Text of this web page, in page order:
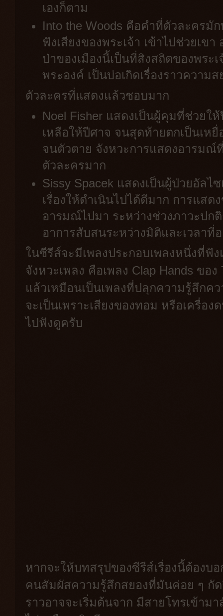
เองก็ตาม
Into the Woods คือคำที่ตัวละครมั
ฟังเสียงของพระเจ้า เข้าไปช่วยเข
ป่าของเมืองนี้เป็นที่สิงสถิตของพระ
พระองค์ เป็นบ่อเกิดเรื่องราวความ
ตัวละครที่แสดงแล้วชอบมาก
Noel Fisher แสดงเป็นผู้คุมที่ช่วยใ
เหลือให้ปีศาจ จนสุดท้ายตกเป็นเห
จนตัวตาย จังหวะการแสดงอารมณ์
ตัวละครมาก
Sissy Spacek แสดงเป็นผู้ป่วยอัลไ
เรื่องให้ดำเนินไปได้ดีมาก การแสด
อารมณ์ไปมา ระหว่างช่วงภาวะปก
อาการสับสนระหว่างมิติและเวลา
ในซีรีส์จะมีเพลงประกอบเพลงหนึ่งที่ฟั
จังหวะเพลง คือเพลง Clap Hands ขอ
แล้วเหมือนเป็นเพลงที่ปลุกความรู้สึกค
จะเป็นเพราะเสียงของทอม หรือเครื่อ
ไปฟังดูครับ
หากจะให้บทสรุปของซีรีส์เรื่องนี้ต้องบ
คนสัมผัสความรู้สึกสยองที่มันค่อย ๆ กัด
ราวอาจจะเริ่มต้นจาก มีสายโทรเข้าม